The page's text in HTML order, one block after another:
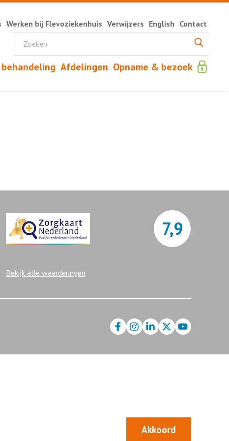
Afdelingen Opname & bezoek
Werken bij Flevoziekenhuis Verwijzers English Contact
7,9
Bekijk alle waarderingen
Akkoord